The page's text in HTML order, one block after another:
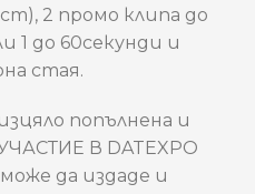
2 промо клипа до
1 до 60секунди и
стая.
попълнена и
В DATEXPO
да издаде и